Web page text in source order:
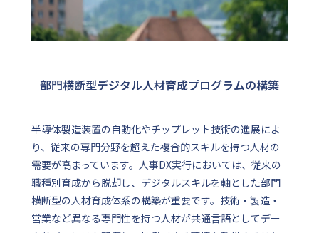
部門横断型デジタル人材育成プログラムの構築
半導体製造装置の自動化やチップレット技術の進展によ
り、従来の専門分野を超えた複合的スキルを持つ人材の
需要が高まっています。人事DX実行においては、従来の
職種別育成から脱却し、デジタルスキルを軸とした部門
横断型の人材育成体系の構築が重要です。技術・製造・
営業など異なる専門性を持つ人材が共通言語としてデー